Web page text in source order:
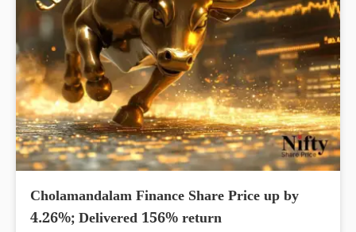
Cholamandalam Finance Share Price up by
4.26%; Delivered 156% return